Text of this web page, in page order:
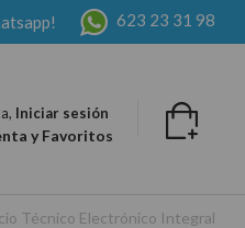
623 23 31 98
Iniciar sesión
y Favoritos
Técnico Electrónico Integral